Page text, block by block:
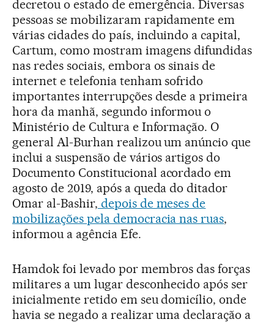
decretou o estado de emergência. Diversas
pessoas se mobilizaram rapidamente em
várias cidades do país, incluindo a capital,
Cartum, como mostram imagens difundidas
nas redes sociais, embora os sinais de
internet e telefonia tenham sofrido
importantes interrupções desde a primeira
hora da manhã, segundo informou o
Ministério de Cultura e Informação. O
general Al-Burhan realizou um anúncio que
inclui a suspensão de vários artigos do
Documento Constitucional acordado em
agosto de 2019, após a queda do ditador
Omar al-Bashir, depois de meses de
mobilizações pela democracia nas ruas,
informou a agência Efe.
Hamdok foi levado por membros das forças
militares a um lugar desconhecido após ser
inicialmente retido em seu domicílio, onde
havia se negado a realizar uma declaração a